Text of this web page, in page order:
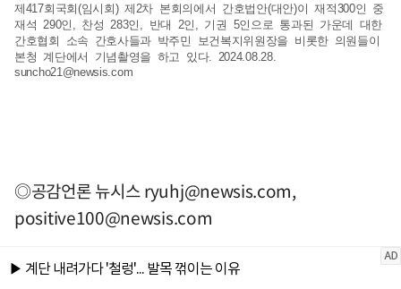
제417회국회(임시회) 제2차 본회의에서 간호법안(대안)이 재적300인 중
재석 290인, 찬성 283인, 반대 2인, 기권 5인으로 통과된 가운데 대한
간호협회 소속 간호사들과 박주민 보건복지위원장을 비롯한 의원들이
본청 계단에서 기념촬영을 하고 있다. 2024.08.28.
suncho21@newsis.com
◎공감언론 뉴시스ryuhj@newsis.com,
positive100@newsis.com